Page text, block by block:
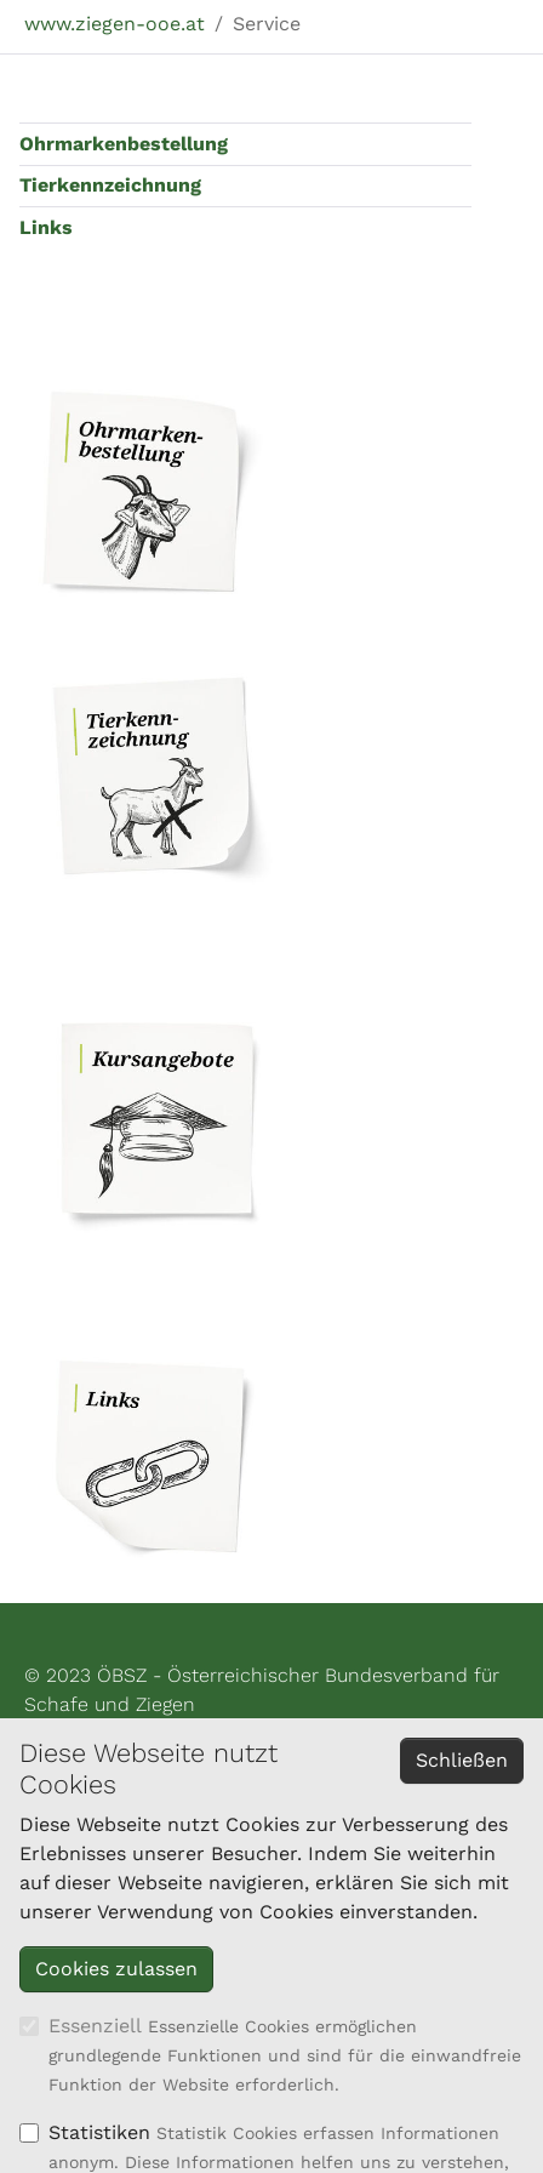
Schließen
Diese Webseite nutzt
Cookies
Diese Webseite nutzt Cookies zur Verbesserung des
Erlebnisses unserer Besucher. Indem Sie weiterhin
auf dieser Webseite navigieren, erklären Sie sich mit
unserer Verwendung von Cookies einverstanden.
Essenziell Essenzielle Cookies ermöglichen
grundlegende Funktionen und sind für die einwandfreie
Funktion der Website erforderlich.
Statistiken Statistik Cookies erfassen Informationen
anonym. Diese Informationen helfen uns zu verstehen,
www.ziegen-ooe.at Service
Ohrmarkenbestellung
Tierkennzeichnung
Links
© 2023 ÖBSZ - Österreichischer Bundesverband für
Schafe und Ziegen
Impressum
Datenschutzerklärung
KONTAKT
Landesverband für Ziegenzucht und -haltung
Brucknerstraße 39
4910 Ried im Innkreis
Tel.: 050/6902-1448
Fax: 050/6902-91448
office@ziegenland.com